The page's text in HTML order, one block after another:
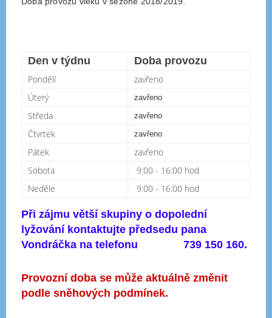
Den v týdnu Doba provozu
Pondělí
zavřeno
Úterý
zavřeno
Středa zavřeno
Čtvrtek zavřeno
Pátek
zavřeno
Sobota
9:00 - 16:00 hod
Neděle
9:00 - 16:00 hod
Při zájmu větší skupiny o dopolední
lyžování kontaktujte předsedu pana
Vondráčka na telefonu 739 150 160.
Provozní doba se může aktuálně změnit
podle sněhových podmínek.